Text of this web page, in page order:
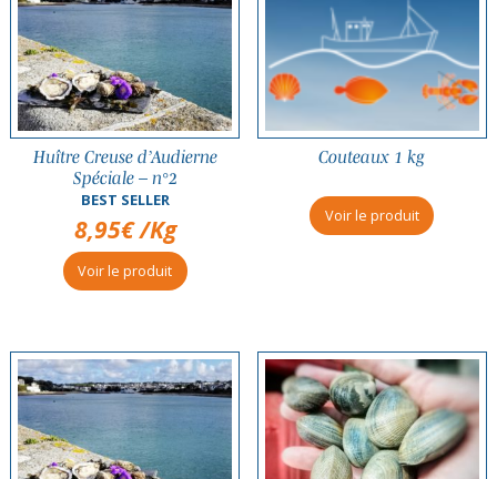
Huître Creuse d’Audierne
Spéciale – n°2
BEST SELLER
8,95€/Kg
Voir le produit
Couteaux 1 kg
Voir le produit